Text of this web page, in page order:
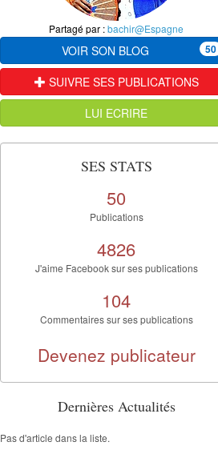
Partagé par :bachir@Espagne
VOIR SON BLOG 50
SUIVRE SES PUBLICATIONS
LUI ECRIRE
SES STATS
50
Publications
4826
J'aime Facebook sur ses publications
104
Commentaires sur ses publications
Devenez publicateur
Dernières Actualités
Pas d'article dans la liste.